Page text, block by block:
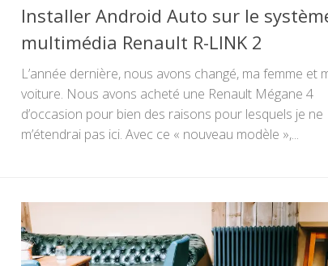
Installer Android Auto sur le
multimédia Renault R-LINK 2
L’année dernière, nous avons changé, ma femme et
voiture. Nous avons acheté une Renault Mégane 4
d’occasion pour bien des raisons pour lesquels je ne
m’étendrai pas ici. Avec ce « nouveau modèle »,...